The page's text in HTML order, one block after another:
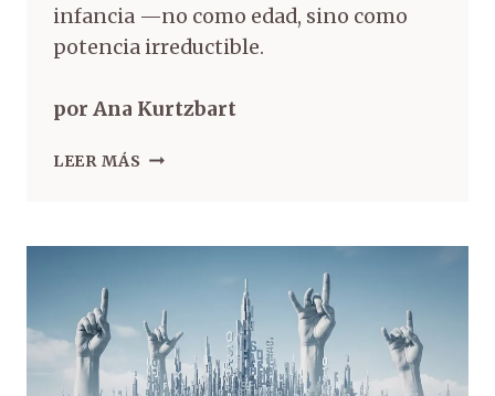
infancia —no como edad, sino como
potencia irreductible.
por Ana Kurtzbart
LEER MÁS